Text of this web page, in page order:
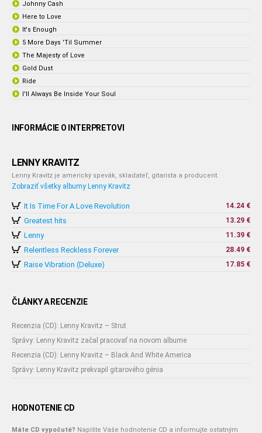
Johnny Cash
Here to Love
It's Enough
5 More Days 'Til Summer
The Majesty of Love
Gold Dust
Ride
I'll Always Be Inside Your Soul
INFORMÁCIE O INTERPRETOVI
LENNY KRAVITZ
Lenny Kravitz je americký spevák, skladateľ, gitarista a producent.
Zobraziť všetky albumy Lenny Kravitz
It Is Time For A Love Revolution 14.24 €
Greatest hits 13.29 €
Lenny 11.39 €
Relentless Reckless Forever 28.49 €
Raise Vibration (Deluxe) 17.85 €
ČLÁNKY A RECENZIE
Recenzia (CD): Lenny Kravitz – Strut
Správy: Lenny Kravitz začal pracovať na novom albume
Recenzia (CD): Lenny Kravitz – Black And White America
Správy: Lenny Kravitz prekvapil gitarového génia
HODNOTENIE CD
Máte CD vypočuté? Napíšte Vaše hodnotenie CD a informujte ostatným